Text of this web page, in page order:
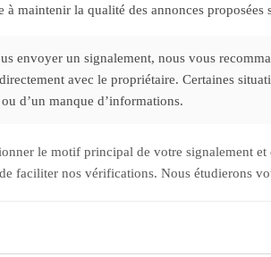
à maintenir la qualité des annonces proposées
envoyer un signalement, nous vous
avec le propriétaire. Certaines
d’un manque d’informations.
le motif principal de votre signalement
faciliter nos vérifications. Nous étudierons